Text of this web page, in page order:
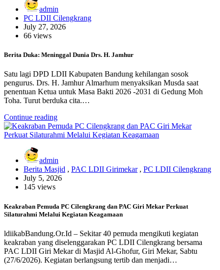
admin
PC LDII Cilengkrang
July 27, 2026
66 views
Berita Duka: Meninggal Dunia Drs. H. Jamhur
Satu lagi DPD LDII Kabupaten Bandung kehilangan sosok
pengurus. Drs. H. Jamhur Almarhum menyaksikan Musda saat
penentuan Ketua untuk Masa Bakti 2026 -2031 di Gedung Moh
Toha. Turut berduka cita.…
Continue reading
admin
Berita Masjid , PAC LDII Girimekar, PC LDII Cilengkrang
July 5, 2026
145 views
Keakraban Pemuda PC Cilengkrang dan PAC Giri Mekar Perkuat
Silaturahmi Melalui Kegiatan Keagamaan
ldiikabBandung.Or.Id – Sekitar 40 pemuda mengikuti kegiatan
keakraban yang diselenggarakan PC LDII Cilengkrang bersama
PAC LDII Giri Mekar di Masjid Al-Ghofur, Giri Mekar, Sabtu
(27/6/2026). Kegiatan berlangsung tertib dan menjadi…